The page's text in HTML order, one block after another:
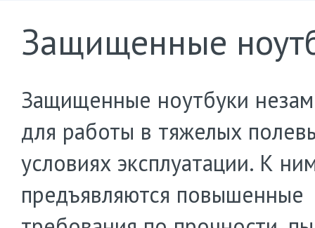
Защищенные
Защищенные ноутбуки
для работы в тяжелых
условиях эксплуатации. К
предъявляются повышенные